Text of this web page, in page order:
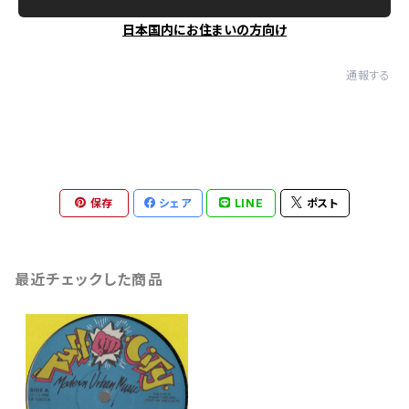
日本国内にお住まいの方向け
通報する
保存 シェア LINE ポスト
最近チェックした商品